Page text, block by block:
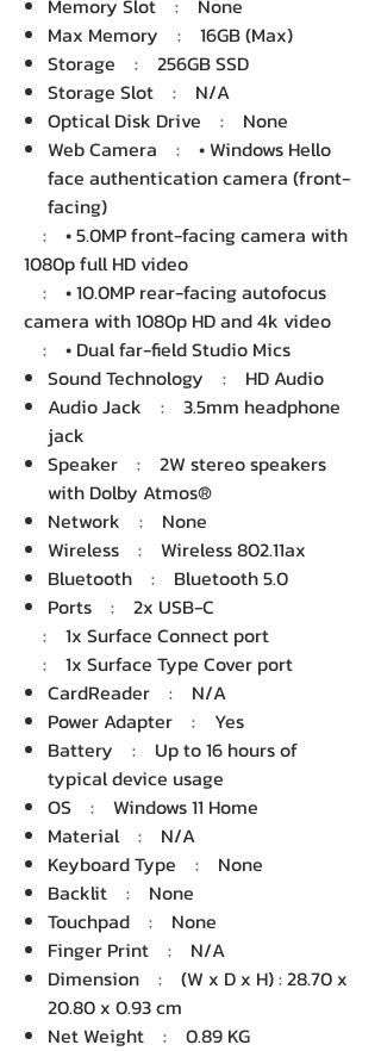
Memory Slot : None
Max Memory : 16GB (Max)
Storage : 256GB SSD
Storage Slot : N/A
Optical Disk Drive : None
Web Camera : • Windows Hello
face authentication camera (front-
facing)
: • 5.0MP front-facing camera with
1080p full HD video
: • 10.0MP rear-facing autofocus
camera with 1080p HD and 4k video
: • Dual far-field Studio Mics
Sound Technology : HD Audio
Audio Jack : 3.5mm headphone
jack
Speaker : 2W stereo speakers
with Dolby Atmos®
Network : None
Wireless : Wireless 802.11ax
Bluetooth : Bluetooth 5.0
Ports : 2x USB-C
: 1x Surface Connect port
: 1x Surface Type Cover port
CardReader : N/A
Power Adapter : Yes
Battery : Up to 16 hours of
typical device usage
OS : Windows 11 Home
Material : N/A
Keyboard Type : None
Backlit : None
Touchpad : None
Finger Print : N/A
Dimension : (W x D x H) : 28.70 x
20.80 x 0.93 cm
Net Weight : 0.89 KG